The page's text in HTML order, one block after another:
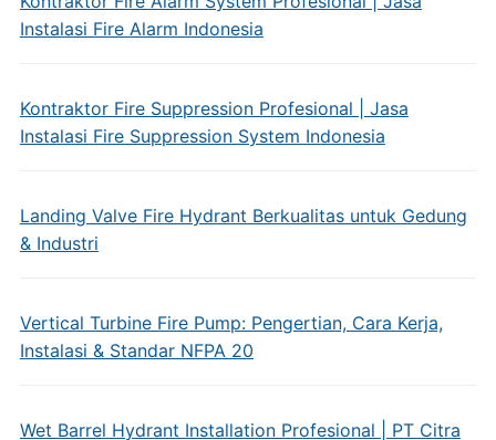
Instalasi Fire Alarm Indonesia
Kontraktor Fire Suppression Profesional | Jasa
Instalasi Fire Suppression System Indonesia
Landing Valve Fire Hydrant Berkualitas untuk Gedung
& Industri
Vertical Turbine Fire Pump: Pengertian, Cara Kerja,
Instalasi & Standar NFPA 20
Wet Barrel Hydrant Installation Profesional | PT Citra